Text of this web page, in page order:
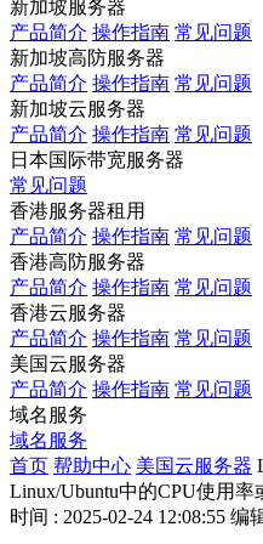
新加坡服务器
产品简介 操作指南 常见问题
新加坡高防服务器
产品简介 操作指南 常见问题
新加坡云服务器
产品简介 操作指南 常见问题
日本国际带宽服务器
常见问题
香港服务器租用
产品简介 操作指南 常见问题
香港高防服务器
产品简介 操作指南 常见问题
香港云服务器
产品简介 操作指南 常见问题
美国云服务器
产品简介 操作指南 常见问题
域名服务
域名服务
首页 帮助中心 美国云服务器
Linux/Ubuntu中的CPU使用
时间 : 2025-02-24 12:08:55 编